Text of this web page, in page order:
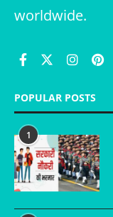
worldwide.
POPULAR POSTS
1